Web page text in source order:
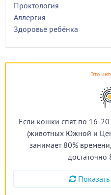
Проктология
Аллергия
Здоровье ребёнка
Это
Если кошки спят по 16-20
(животных Южной и
занимает 80%
достаточно